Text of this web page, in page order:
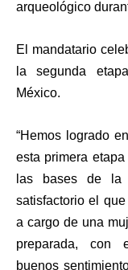
arqueológico
El mandatario
la segunda
México.
“Hemos logrado
esta primera
las bases de la
satisfactorio el
a cargo de una
preparada, con
buenos